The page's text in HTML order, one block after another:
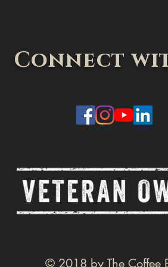
Connect
© 2018 by The Coffee